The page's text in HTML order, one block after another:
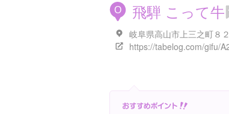
O 飛騨 こって牛
岐阜県高山市上三之町８２